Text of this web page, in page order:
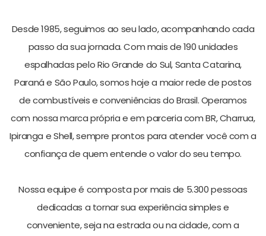
Desde 1985, seguimos ao seu lado, acompanhando cada
passo da sua jornada. Com mais de 190 unidades
espalhadas pelo Rio Grande do Sul, Santa Catarina,
Paraná e São Paulo, somos hoje a maior rede de postos
de combustíveis e conveniências do Brasil. Operamos
com nossa marca própria e em parceria com BR, Charrua,
Ipiranga e Shell, sempre prontos para atender você com a
confiança de quem entende o valor do seu tempo.
Nossa equipe é composta por mais de 5.300 pessoas
dedicadas a tornar sua experiência simples e
conveniente, seja na estrada ou na cidade, com a